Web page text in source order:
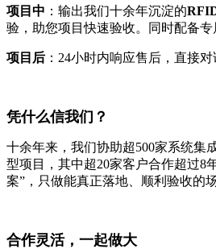
项目中 ：输出我们十余年沉淀的
验，助您项目快速验收。同时配备专
项目后 ：24小时内响应售后，直接
凭什么信我们？
十余年来，我们协助超500家系统集
型项目，其中超20家客户合作超过8
案”，只做能真正落地、顺利验收的
合作灵活，一起做大